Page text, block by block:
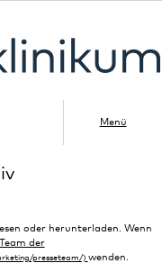
Menü
oder herunterladen. Wenn
Team der
wenden.